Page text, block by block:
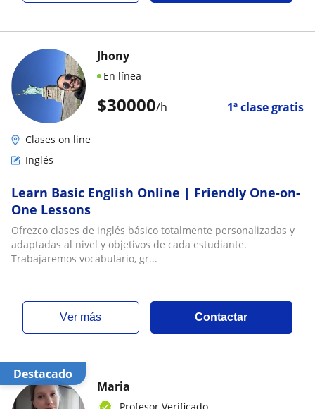
$30000/h 1ª clase gratis
Jhony
En línea
Clases on line
Inglés
Learn Basic English Online | Friendly One-on-
One Lessons
Ofrezco clases de inglés básico totalmente personalizadas y
adaptadas al nivel y objetivos de cada estudiante.
Trabajaremos vocabulario, gr...
ver más Contactar
Destacado
Maria
Profesor Verificado